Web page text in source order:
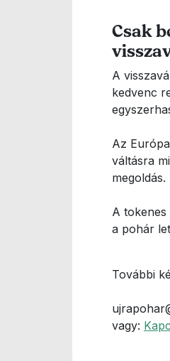
Csak
A
kedvenc
Az
váltásra
megoldás.
A
a pohár
További
vagy: